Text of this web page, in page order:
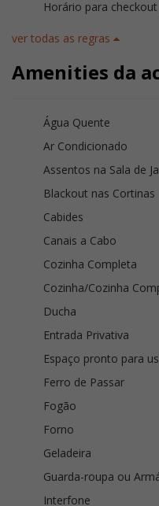
Horário para checkout
ver todas as regras
Amenities da
Água Quente
Ar Condicionado
Assentos na Sala de
Blackout nas Cortinas
Cabides
Canais a Cabo
Cozinha Completa
Cozinha/Cozinha
Ducha
Entrada Privativa
Espaço pronto para
Ferro de Passar
Fogão
Forno
Geladeira
Guarda-roupa ou
Interfone